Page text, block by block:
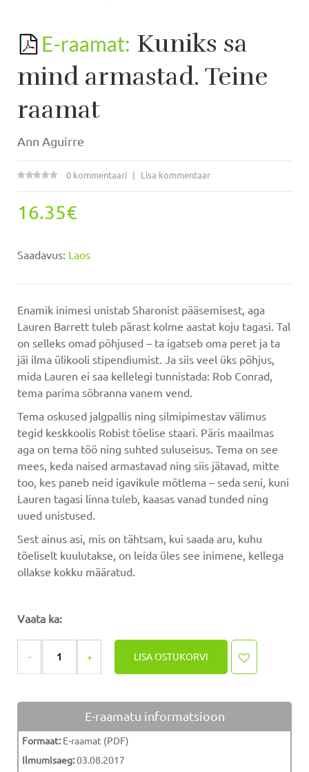
Kuniks sa
mind armastad. Teine
raamat
Ann Aguirre
0 kommentaari Lisa kommentaar
16.35€
Saadavus: Laos
Enamik inimesi unistab Sharonist pääsemisest, aga
Lauren Barrett tuleb pärast kolme aastat koju tagasi. Tal
on selleks omad põhjused – ta igatseb oma peret ja ta
jäi ilma ülikooli stipendiumist. Ja siis veel üks põhjus,
mida Lauren ei saa kellelegi tunnistada: Rob Conrad,
tema parima sõbranna vanem vend.
Tema oskused jalgpallis ning silmipimestav välimus
tegid keskkoolis Robist tõelise staari. Päris maailmas
aga on tema töö ning suhted suluseisus. Tema on see
mees, keda naised armastavad ning siis jätavad, mitte
too, kes paneb neid igavikule mõtlema – seda seni, kuni
Lauren tagasi linna tuleb, kaasas vanad tunded ning
uued unistused.
Sest ainus asi, mis on tähtsam, kui saada aru, kuhu
tõeliselt kuulutakse, on leida üles see inimene, kellega
ollakse kokku määratud.
Vaata ka:
LISA OSTUKORVI
E-raamatu informatsioon
Formaat:E-raamat (PDF)
Ilmumisaeg:03.08.2017